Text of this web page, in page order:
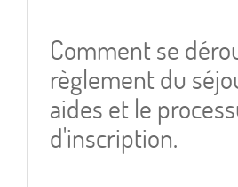
Comment se
règlement du
aides et le
d'inscription.